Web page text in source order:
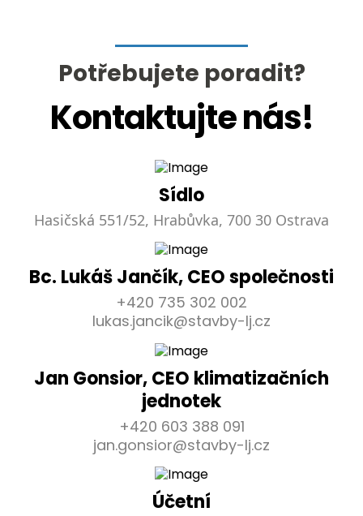
Potřebujete poradit?
Kontaktujte nás!
Sídlo
Hasičská 551/52, Hrabůvka, 700 30 Ostrava
Bc. Lukáš Jančík, CEO společnosti
+420 735 302 002
lukas.jancik@stavby-lj.cz
Jan Gonsior, CEO klimatizačních
jednotek
+420 603 388 091
jan.gonsior@stavby-lj.cz
Účetní